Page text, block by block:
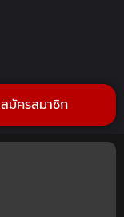
สมัครสมาชิก